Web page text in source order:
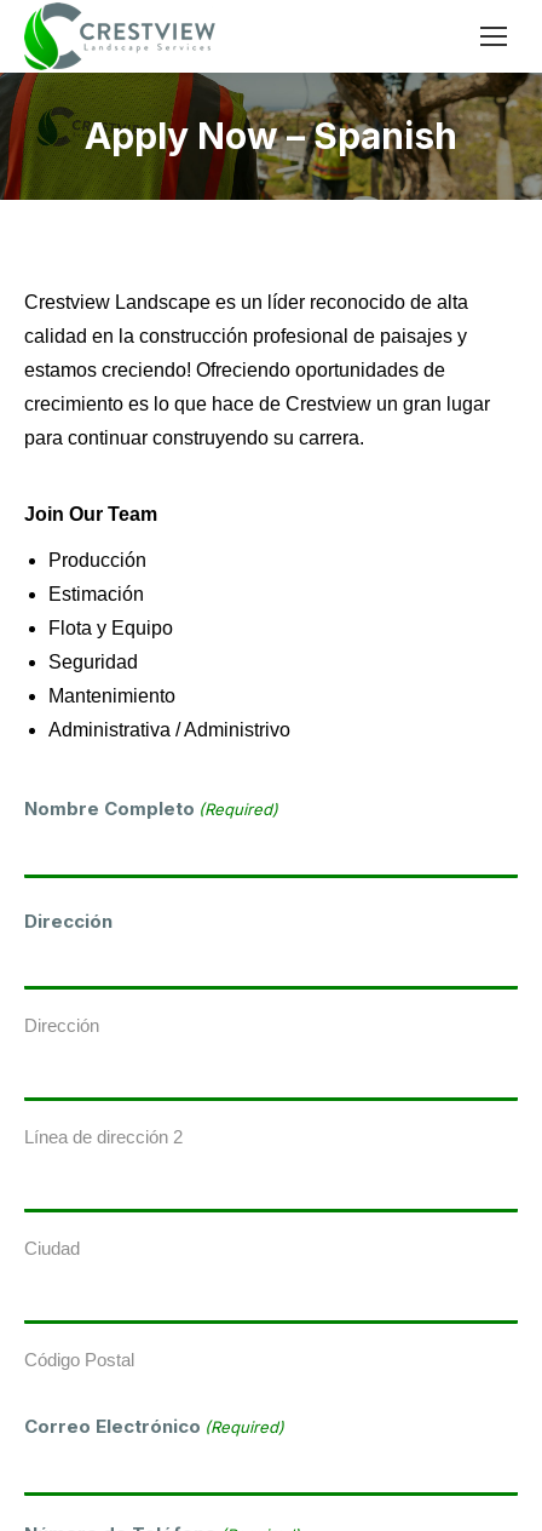
Apply Now – Spanish
You are here:
Crestview Landscape es un líder reconocido de alta
calidad en la construcción profesional de paisajes y
estamos creciendo! Ofreciendo oportunidades de
crecimiento es lo que hace de Crestview un gran lugar
para continuar construyendo su carrera.
Join Our Team
Producción
Estimación
Flota y Equipo
Seguridad
Mantenimiento
Administrativa / Administrivo
Nombre Completo (Required)
Dirección
Dirección
Línea de dirección 2
Ciudad
Código Postal
Correo Electrónico (Required)